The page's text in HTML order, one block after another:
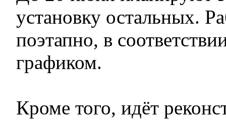
установку остальных.
поэтапно, в
графиком.
Кроме того, идёт